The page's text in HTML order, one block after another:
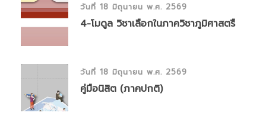
วันที่ 18 มิถุนายน พ.ศ. 2569
4-โมดูล วิชาเลือกในภาควิชาภูมิศาสตรื
วันที่ 18 มิถุนายน พ.ศ. 2569
คู่มือนิสิต (ภาคปกติ)